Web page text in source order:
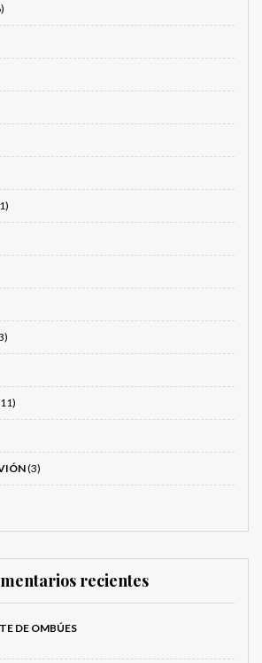
(3)
recientes
DE OMBÚES